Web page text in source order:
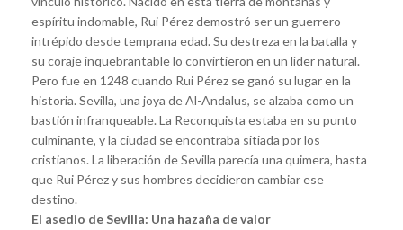
espíritu indomable, Rui Pérez demostró ser un guerrero
intrépido desde temprana edad. Su destreza en la batalla y
su coraje inquebrantable lo convirtieron en un líder natural.
Pero fue en 1248 cuando Rui Pérez se ganó su lugar en la
historia. Sevilla, una joya de Al-Andalus, se alzaba como un
bastión infranqueable. La Reconquista estaba en su punto
culminante, y la ciudad se encontraba sitiada por los
cristianos. La liberación de Sevilla parecía una quimera, hasta
que Rui Pérez y sus hombres decidieron cambiar ese
destino.
El asedio de Sevilla: Una hazaña de valor